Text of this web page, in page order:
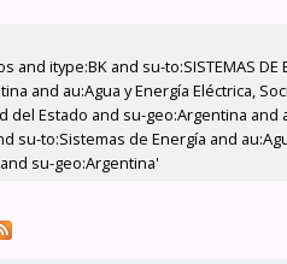
itype:BK and su-to:SISTEMAS DE
and au:Agua y Energía Eléctrica,
Estado and su-geo:Argentina and
to:Sistemas de Energía and
su-geo:Argentina'